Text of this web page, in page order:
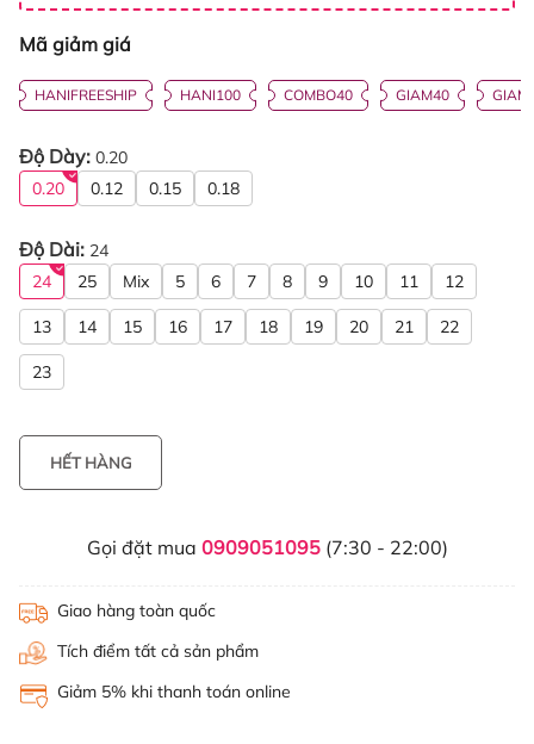
Mã giảm giá
HANIFREESHIP HANI100 COMBO40 GIAM40
Độ Dày: 0.20
0.20
0.12 0.15 0.18
Độ Dài: 24
24
25 Mix 5 6 7 8 9 10 11 12
13 14 15 16 17 18 19 20 21 22
23
HẾT HÀNG
Gọi đặt mua 0909051095(7:30 - 22:00)
Giao hàng toàn quốc
Tích điểm tất cả sản phẩm
Giảm 5% khi thanh toán online